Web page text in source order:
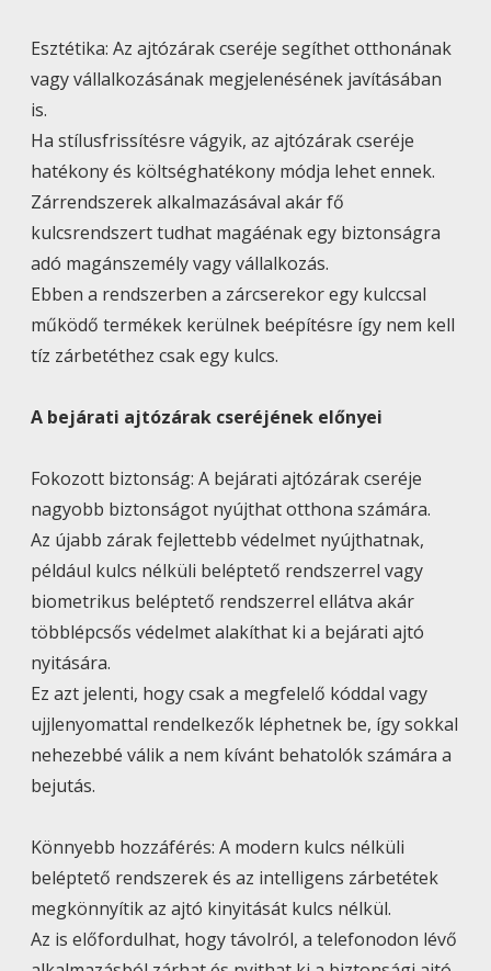
Esztétika: Az ajtózárak cseréje segíthet otthonának
vagy vállalkozásának megjelenésének javításában
is.
Ha stílusfrissítésre vágyik, az ajtózárak cseréje
hatékony és költséghatékony módja lehet ennek.
Zárrendszerek alkalmazásával akár fő
kulcsrendszert tudhat magáénak egy biztonságra
adó magánszemély vagy vállalkozás.
Ebben a rendszerben a zárcserekor egy kulccsal
működő termékek kerülnek beépítésre így nem kell
tíz zárbetéthez csak egy kulcs.
A bejárati ajtózárak cseréjének előnyei
Fokozott biztonság: A bejárati ajtózárak cseréje
nagyobb biztonságot nyújthat otthona számára.
Az újabb zárak fejlettebb védelmet nyújthatnak,
például kulcs nélküli beléptető rendszerrel vagy
biometrikus beléptető rendszerrel ellátva akár
többlépcsős védelmet alakíthat ki a bejárati ajtó
nyitására.
Ez azt jelenti, hogy csak a megfelelő kóddal vagy
ujjlenyomattal rendelkezők léphetnek be, így sokkal
nehezebbé válik a nem kívánt behatolók számára a
bejutás.
Könnyebb hozzáférés: A modern kulcs nélküli
beléptető rendszerek és az intelligens zárbetétek
megkönnyítik az ajtó kinyitását kulcs nélkül.
Az is előfordulhat, hogy távolról, a telefonodon lévő